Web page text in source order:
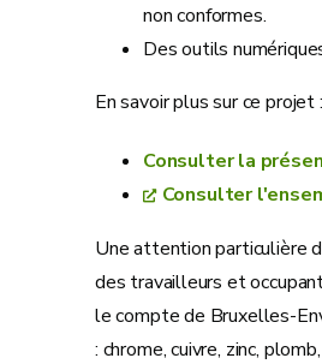
non conformes.
Des outils
En savoir plus sur ce projet :
Consulter la
Consulter
Une attention particulière
des travailleurs et
le compte de Bruxelles-
: chrome, cuivre, zinc,